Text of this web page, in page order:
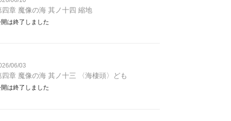
四章 魔像の海 其ノ十四 縮地
は終了しました
06/03
四章 魔像の海 其ノ十三 〈海棲頭〉ども
は終了しました